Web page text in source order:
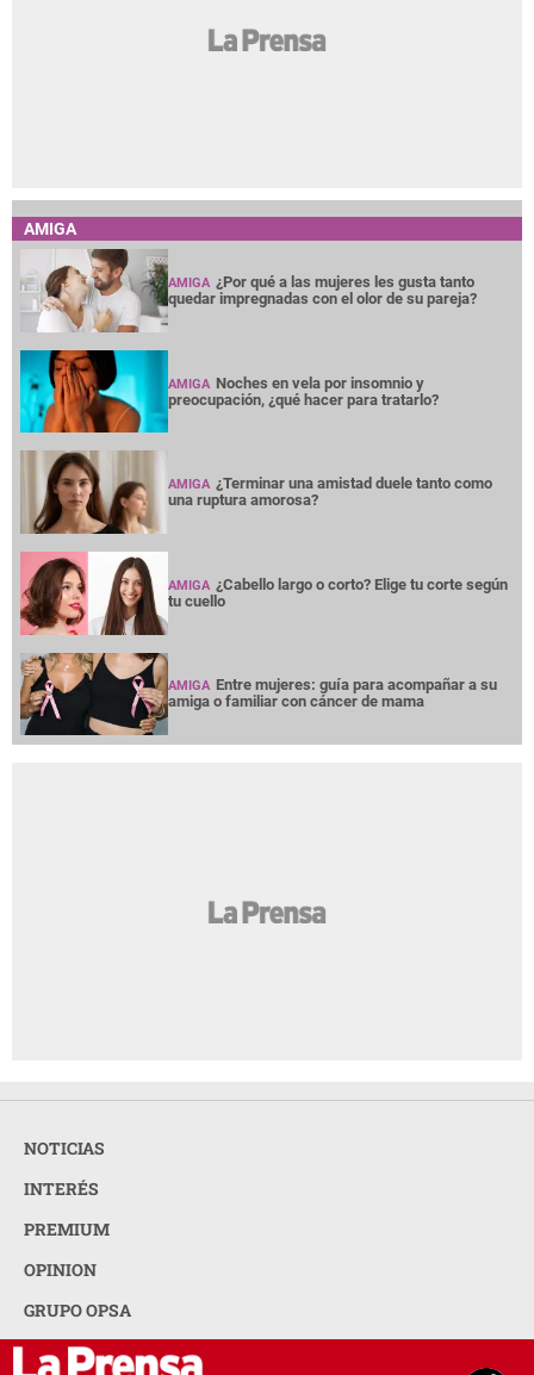
AMIGA
AMIGA ¿Por qué a las mujeres les gusta tanto
quedar impregnadas con el olor de su pareja?
AMIGA Noches en vela por insomnio y
preocupación, ¿qué hacer para tratarlo?
AMIGA ¿Terminar una amistad duele tanto como
una ruptura amorosa?
AMIGA ¿Cabello largo o corto? Elige tu corte según
tu cuello
AMIGA Entre mujeres: guía para acompañar a su
amiga o familiar con cáncer de mama
NOTICIAS
INTERÉS
PREMIUM
OPINION
GRUPO OPSA